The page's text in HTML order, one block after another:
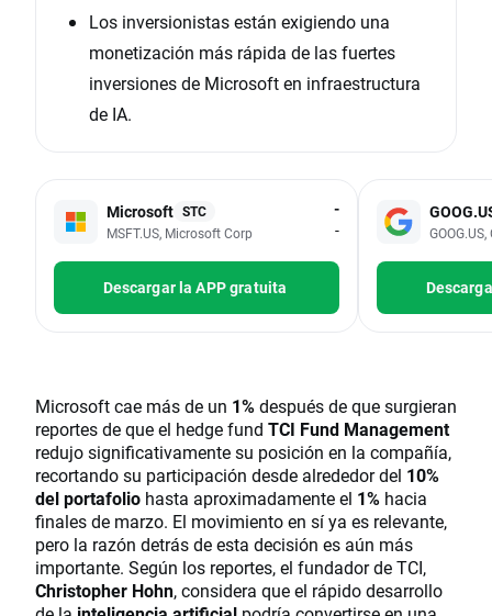
Los inversionistas están exigiendo una
monetización más rápida de las fuertes
inversiones de Microsoft en infraestructura
de IA.
Microsoft STC
MSFT.US, Microsoft Corp
-
-
Descargar la APP gratuita
Microsoft cae más de un 1%después de que surgieran
reportes de que el hedge fund TCI Fund Management
redujo significativamente su posición en la compañía,
recortando su participación desde alrededor del 10%
del portafolio hasta aproximadamente el 1% hacia
finales de marzo. El movimiento en sí ya es relevante,
pero la razón detrás de esta decisión es aún más
importante. Según los reportes, el fundador de TCI,
Christopher Hohn, considera que el rápido desarrollo